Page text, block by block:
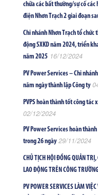
chữa các bất thường/sự cố
điện Nhơn Trạch 2 giai đoạn
Chi nhánh Nhơn Trạch tổ
động SXKD năm 2024, triển
năm 2025 16/12/2024
PV Power Services – Chi
năm ngày thành lập Công ty
PVPS hoàn thành tốt công tác
02/12/2024
PV Power Services hoàn
trong 26 ngày 29/11/2024
CHỦ TỊCH HỘI ĐỒNG QUẢN
LAO ĐỘNG TRÊN CÔNG
PV POWER SERVICES LÀM